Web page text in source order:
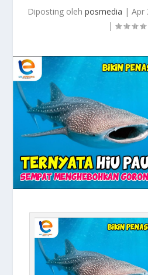
Diposting oleh posmedia | Apr
|